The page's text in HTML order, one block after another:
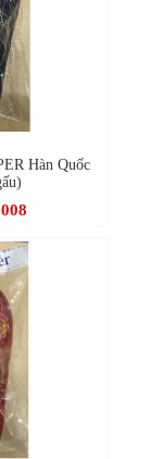
Hàn Quốc